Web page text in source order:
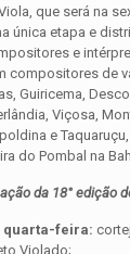
que será na
única etapa e
e
compositores de
Guiricema,
Viçosa,
e
do Pombal na
da 18° edição
quarta-feira:
Violado;